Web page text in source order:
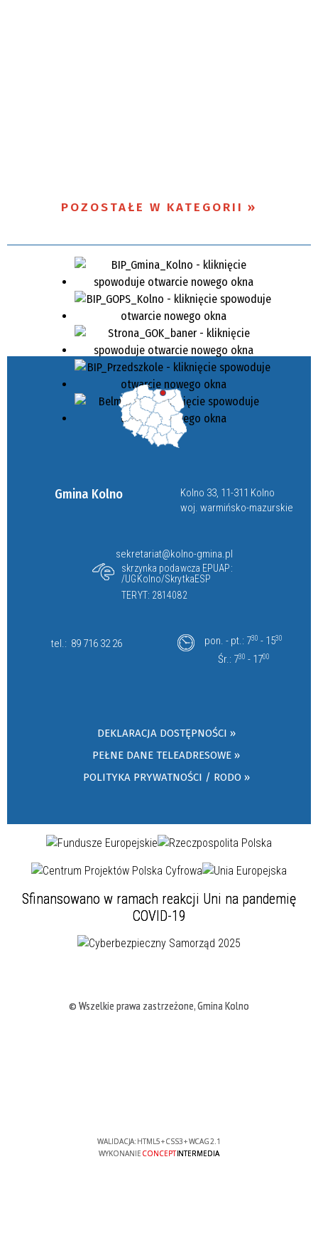
POZOSTAŁE W KATEGORII
Gmina Kolno
Kolno 33, 11-311 Kolno
woj. warmińsko-mazurskie
sekretariat@kolno-gmina.pl
skrzynka podawcza EPUAP:
/UGKolno/SkrytkaESP
TERYT: 2814082
tel.: 89 716 32 26 pon. - pt.: 730 - 1530
Śr.: 730 - 1700
DEKLARACJA DOSTĘPNOŚCI »
PEŁNE DANE TELEADRESOWE »
POLITYKA PRYWATNOŚCI / RODO »
Sfinansowano w ramach reakcji Uni na pandemię
COVID-19
© Wszelkie prawa zastrzeżone, Gmina Kolno
WALIDACJA: HTML5+CSS3+WCAG 2.1
WYKONANIE CONCEPTINTERMEDIA